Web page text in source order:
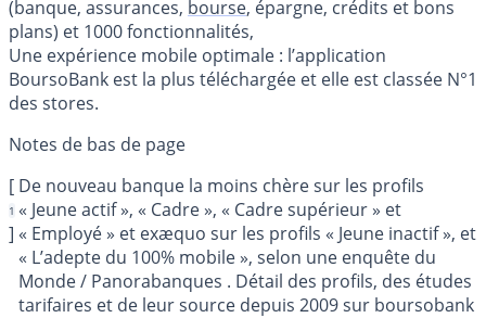
(banque, assurances, bourse, épargne, crédits et bons
plans) et 1000 fonctionnalités,
Une expérience mobile optimale : l’application
BoursoBank est la plus téléchargée et elle est classée N°1
des stores.
[
1
]
De nouveau banque la moins chère sur les profils
« Jeune actif », « Cadre », « Cadre supérieur » et
« Employé » et exæquo sur les profils « Jeune inactif », et
« L’adepte du 100% mobile », selon une enquête du
Monde / Panorabanques . Détail des profils, des études
tarifaires et de leur source depuis 2009 sur boursobank